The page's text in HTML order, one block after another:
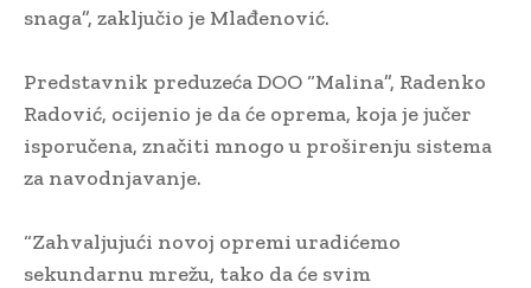
snaga”, zaključio je Mlađenović.
Predstavnik preduzeća DOO “Malina”, Radenko
Radović, ocijenio je da će oprema, koja je jučer
isporučena, značiti mnogo u proširenju sistema
za navodnjavanje.
“Zahvaljujući novoj opremi uradićemo
sekundarnu mrežu, tako da će svim